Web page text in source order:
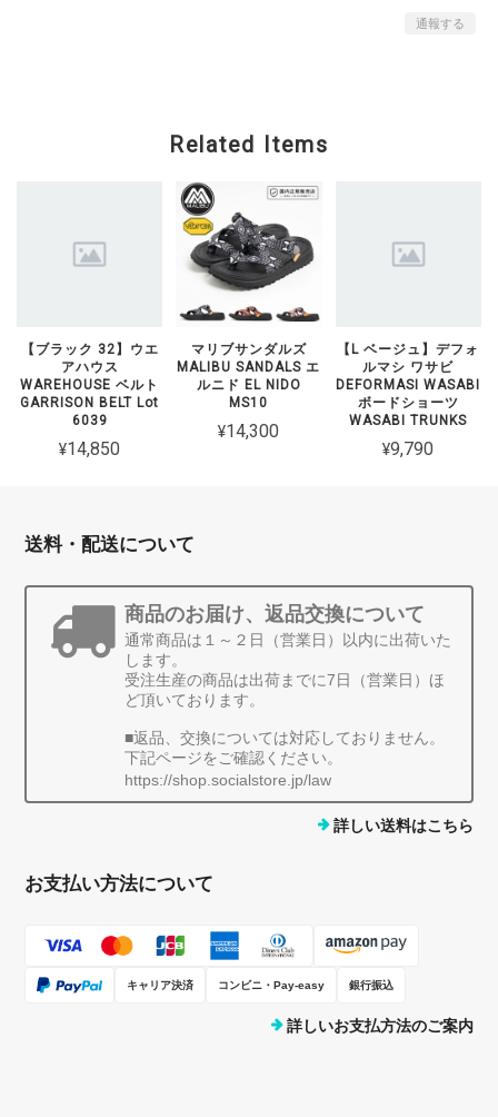
通報する
Related Items
【ブラック 32】ウエ
アハウス
WAREHOUSE ベルト
GARRISON BELT Lot
6039
¥14,850
マリブサンダルズ
MALIBU SANDALS エ
ルニド EL NIDO
MS10
¥14,300
【L ベージュ】デフォ
ルマシ ワサビ
DEFORMASI WASABI
ボードショーツ
WASABI TRUNKS
¥9,790
送料・配送について
商品のお届け、返品交換について
通常商品は１～２日（営業日）以内に出荷いた
します。
受注生産の商品は出荷までに7日（営業日）ほ
ど頂いております。
■返品、交換については対応しておりません。
下記ページをご確認ください。
https://shop.socialstore.jp/law
詳しい送料はこちら
お支払い方法について
キャリア決済 コンビニ・Pay-easy 銀行振込
詳しいお支払方法のご案内